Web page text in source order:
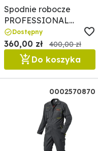
Spodnie robocze
PROFESSIONAL
STRETCH LINE roz.
2XL STALCO
Dostępny
360,00 zł 400,00 zł
Do koszyka
0002570870